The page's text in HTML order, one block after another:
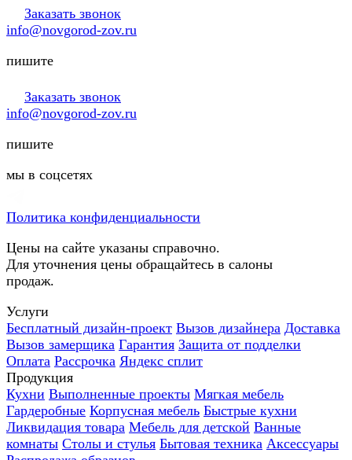
Заказать звонок
info@novgorod-zov.ru
пишите
Заказать звонок
info@novgorod-zov.ru
пишите
мы в соцсетях
Политика конфиденциальности
Цены на сайте указаны справочно.
Для уточнения цены обращайтесь в салоны
продаж.
Услуги
Бесплатный дизайн-проект Вызов дизайнера Доставка
Вызов замерщика Гарантия Защита от подделки
Оплата Рассрочка Яндекс сплит
Продукция
Кухни Выполненные проекты Мягкая мебель
Гардеробные Корпусная мебель Быстрые кухни
Ликвидация товара Мебель для детской Ванные
комнаты Столы и стулья Бытовая техника Аксессуары